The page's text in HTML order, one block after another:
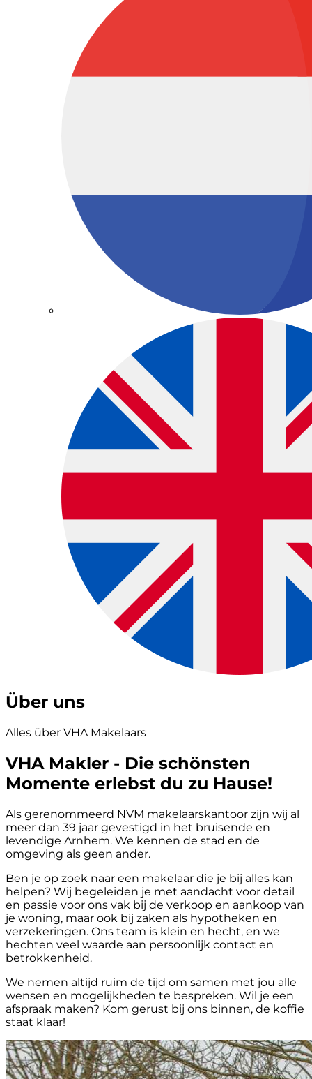
Über uns
Alles über VHA Makelaars
VHA Makler - Die schönsten
Momente erlebst du zu Hause!
Als gerenommeerd NVM makelaarskantoor zijn wij al
meer dan 39 jaar gevestigd in het bruisende en
levendige Arnhem. We kennen de stad en de
omgeving als geen ander.
Ben je op zoek naar een makelaar die je bij alles kan
helpen? Wij begeleiden je met aandacht voor detail
en passie voor ons vak bij de verkoop en aankoop van
je woning, maar ook bij zaken als hypotheken en
verzekeringen. Ons team is klein en hecht, en we
hechten veel waarde aan persoonlijk contact en
betrokkenheid.
We nemen altijd ruim de tijd om samen met jou alle
wensen en mogelijkheden te bespreken. Wil je een
afspraak maken? Kom gerust bij ons binnen, de koffie
staat klaar!